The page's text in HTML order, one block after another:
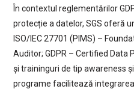
În contextul reglementărilor
protecție a datelor, SGS oferă
ISO/IEC 27701 (PIMS) –
Auditor; GDPR – Certified Data
și traininguri de tip awareness
programe facilitează